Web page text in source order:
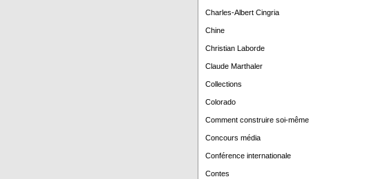
Charles-Albert Cingria
Chine
Christian Laborde
Claude Marthaler
Collections
Colorado
Comment construire soi-même
Concours média
Conférence internationale
Contes